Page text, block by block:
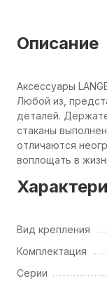
Описание
Аксессуары
Любой из,
деталей.
стаканы
отличаются
воплощать в
Вид крепления
Комплектация
Серии